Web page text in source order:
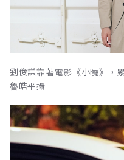
劉俊謙靠著電影《小曉》，
魯皓平攝